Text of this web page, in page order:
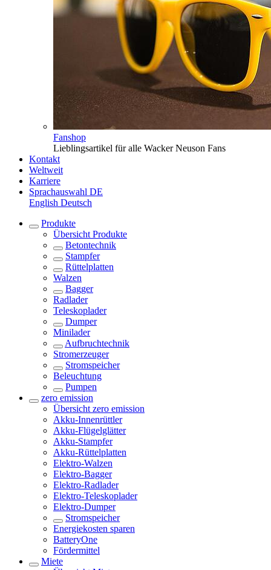
Fanshop
Lieblingsartikel für alle Wacker Neuson Fans
Kontakt
Weltweit
Karriere
Sprachauswahl DE
English Deutsch
Produkte
Übersicht Produkte
Betontechnik
Stampfer
Rüttelplatten
Walzen
Bagger
Radlader
Teleskoplader
Dumper
Minilader
Aufbruchtechnik
Stromerzeuger
Stromspeicher
Beleuchtung
Pumpen
zero emission
Übersicht zero emission
Akku-Innenrüttler
Akku-Flügelglätter
Akku-Stampfer
Akku-Rüttelplatten
Elektro-Walzen
Elektro-Bagger
Elektro-Radlader
Elektro-Teleskoplader
Elektro-Dumper
Stromspeicher
Energiekosten sparen
BatteryOne
Fördermittel
Miete